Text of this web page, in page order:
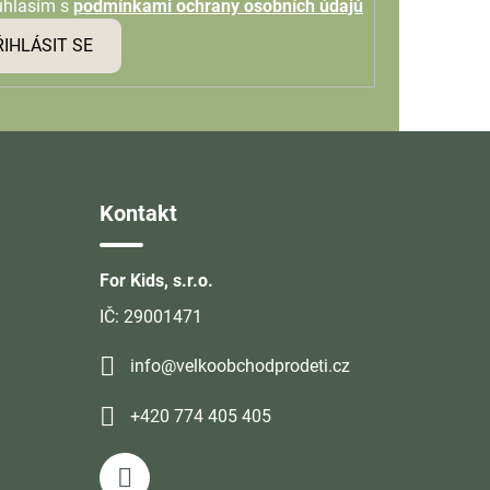
s podmínkami ochrany osobních údajů
SE
Kontakt
For Kids, s.r.o.
IČ: 29001471
info@velkoobchodprodeti.cz
+420 774 405 405